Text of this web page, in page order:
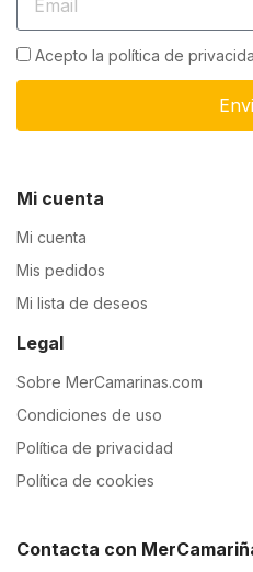
Acepto la política de
Mi cuenta
Mi cuenta
Mis pedidos
Mi lista de deseos
Legal
Sobre MerCamarinas.com
Condiciones de uso
Política de privacidad
Política de cookies
Contacta con